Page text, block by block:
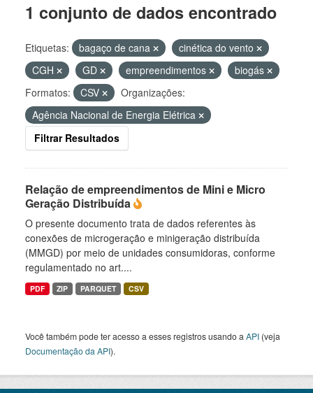
1 conjunto de dados encontrado
Etiquetas: bagaço de cana
cinética do vento
CGH
GD empreendimentos
biogás
Formatos:
CSV
Organizações:
Agência Nacional de Energia Elétrica
Filtrar Resultados
Relação de empreendimentos de Mini e Micro
Geração Distribuída
O presente documento trata de dados referentes às
conexões de microgeração e minigeração distribuída
(MMGD) por meio de unidades consumidoras, conforme
regulamentado no art....
PDF ZIP PARQUET CSV
Você também pode ter acesso a esses registros usando a API (veja
Documentação da API).